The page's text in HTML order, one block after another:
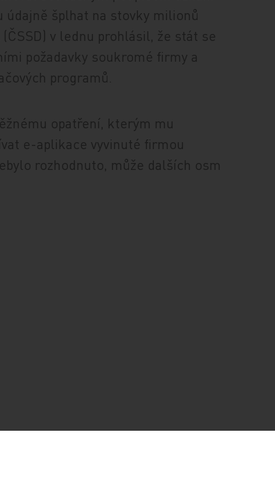
šplhat na stovky milionů
v lednu prohlásil, že stát se
požadavky soukromé firmy a
programů.
opatření, kterým mu
e-aplikace vyvinuté firmou
rozhodnuto, může dalších osm